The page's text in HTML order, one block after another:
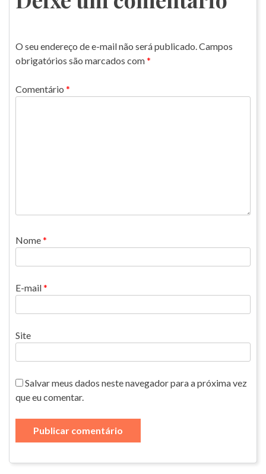
O seu endereço de e-mail não será publicado.Campos
obrigatórios são marcados com*
Comentário *
Nome*
E-mail*
Site
Salvar meus dados neste navegador para a próxima vez
que eu comentar.